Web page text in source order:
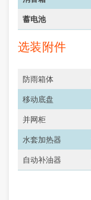
蓄电池
选装附件
防雨箱体
移动底盘
并网柜
水套加热器
自动补油器